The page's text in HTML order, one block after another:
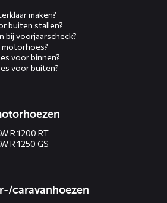
maken?
buiten stallen?
bij voorjaarscheck?
motorhoes?
voor binnen?
voor buiten?
R 1200 RT
R 1250 GS
caravanhoezen